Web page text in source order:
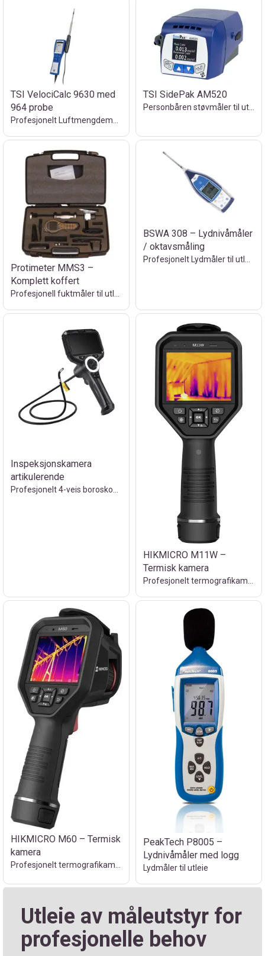
TSI VelociCalc 9630 med
964 probe
TSI SidePak AM520
Protimeter MMS3 –
Komplett koffert
BSWA 308 – Lydnivåmåler
/ oktavsmåling
Inspeksjonskamera
artikulerende
HIKMICRO M11W –
Termisk kamera
HIKMICRO M60 – Termisk
kamera
Profesjonelt termografikamera til utleie
PeakTech P8005 –
Lydnivåmåler med logg
Lydmåler til utleie
Utleie av måleutstyr for
profesjonelle behov